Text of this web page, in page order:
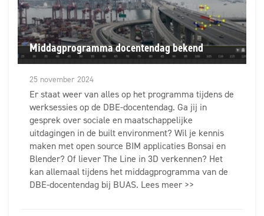
Middagprogramma docentendag bekend
25 november 2024
Er staat weer van alles op het programma tijdens de
werksessies op de DBE-docentendag. Ga jij in
gesprek over sociale en maatschappelijke
uitdagingen in de built environment? Wil je kennis
maken met open source BIM applicaties Bonsai en
Blender? Of liever The Line in 3D verkennen? Het
kan allemaal tijdens het middagprogramma van de
DBE-docentendag bij BUAS. Lees meer >>